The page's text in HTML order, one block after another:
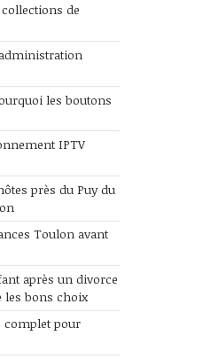
de
les boutons
IPTV
près du Puy du
Toulon avant
après un divorce
les bons choix
complet pour